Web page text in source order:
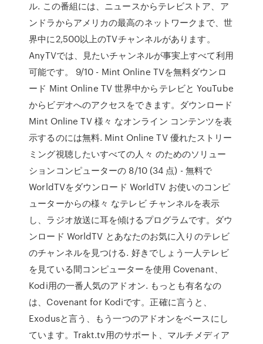
ル. この番組には、ニュースからテレビストア、ア
ンドラからアメリカの最高のネットワークまで、世
界中に2,500以上のTVチャンネルがあります。
AnyTVでは、見たいチャンネルが事実上すべて利用
可能です。 9/10 - Mint Online TVを無料ダウンロ
ード Mint Online TV 世界中からテレビと YouTube
からビデオへのアクセスをできます。ダウンロード
Mint Online TV 様々 なオンライン コンテンツを表
示するのには無料. Mint Online TV 優れたストリー
ミング視聴したいすべての人々 のためのソリュー
ションコンピューターの 8/10 (34 点) - 無料で
WorldTVをダウンロード WorldTV お使いのコンピ
ューターからの様々 なテレビ チャンネルを表示
し、ラジオ放送に耳を傾けるプログラムです。ダウ
ンロード WorldTV とあなたのお気に入りのテレビ
のチャンネルを見つける. 好きでしょう一人テレビ
を見ている間コンピューターを使用 Covenant、
Kodi用の一番人気のアドオン. もっとも有名なの
は、Covenant for Kodiです。正確に言うと、
Exodusと言う、もう一つのアドオンをベースにし
ています。Trakt.tv用のサポート、マルチメディア